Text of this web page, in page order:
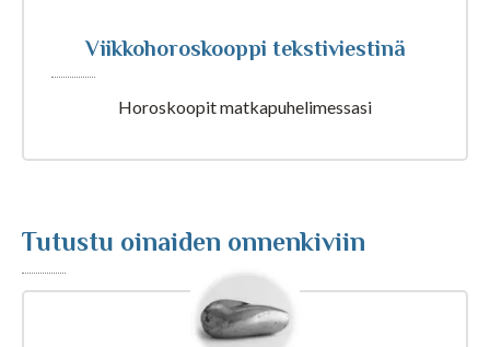
Tajunnanvirta Tarotpöytä
Tajunnanvirta Kädestäennustaja
Viikkohoroskooppi tekstiviestinä
Horoskoopit matkapuhelimessasi
Tutustu oinaiden onnenkiviin